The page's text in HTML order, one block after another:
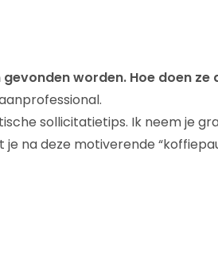
gevonden worden. Hoe doen ze
sollicitatietips. Ik neem je
na deze motiverende